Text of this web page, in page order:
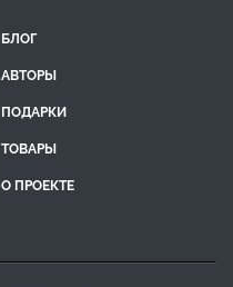
БЛОГ
АВТОРЫ
ПОДАРКИ
ТОВАРЫ
О ПРОЕКТЕ